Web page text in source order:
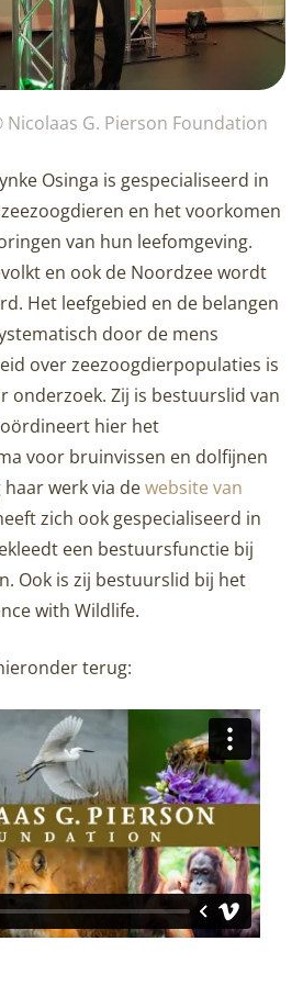
Nicolaas G. Pierson Foundation
Osinga is gespecialiseerd in
en het voorkomen
van hun leefomgeving.
en ook de Noordzee wordt
Het leefgebied en de belangen
door de mens
over zeezoogdierpopulaties is
onderzoek. Zij is bestuurslid van
hier het
voor bruinvissen en dolfijnen
werk via dewebsite van
zich ook gespecialiseerd in
een bestuursfunctie bij
Ook is zij bestuurslid bij het
with Wildlife.
terug: